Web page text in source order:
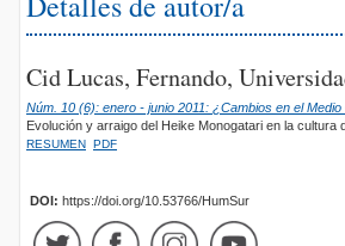
Cid Lucas, Fernando,
Núm. 10 (6): enero - junio 2011: ¿Cambios en el
Evolución y arraigo del Heike Monogatari en la cultura
RESUMEN PDF
DOI: https://doi.org/10.53766/HumSur